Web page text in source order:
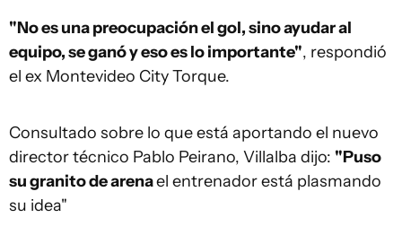
"No es una preocupación el gol, sino ayudar al
equipo, se ganó y eso es lo importante", respondió
el ex Montevideo City Torque.
Consultado sobre lo que está aportando el nuevo
director técnico Pablo Peirano, Villalba dijo: "Puso
su granito de arenael entrenador está plasmando
su idea"